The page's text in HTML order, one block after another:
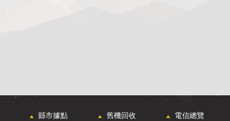
縣市據點 舊機回收 電信總覽